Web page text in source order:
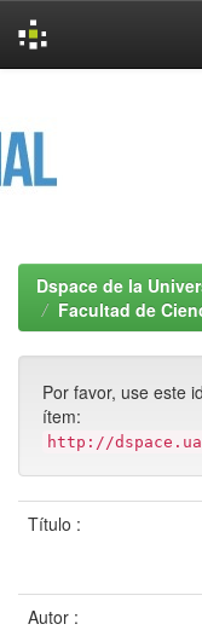
Dspace de la
Facultad de
Por favor, use este
ítem:
http://
Título :
Autor :